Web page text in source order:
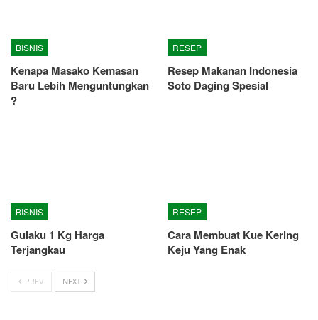
BISNIS
Kenapa Masako Kemasan
Baru Lebih Menguntungkan
?
RESEP
Resep Makanan Indonesia
Soto Daging Spesial
BISNIS
Gulaku 1 Kg Harga
Terjangkau
RESEP
Cara Membuat Kue Kering
Keju Yang Enak
PREV NEXT